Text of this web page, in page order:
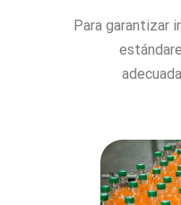
Para garantizar